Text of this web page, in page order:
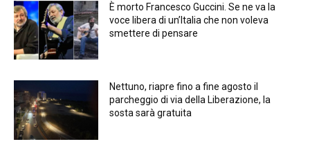
È morto Francesco Guccini. Se ne va la
voce libera di un’Italia che non voleva
smettere di pensare
Nettuno, riapre fino a fine agosto il
parcheggio di via della Liberazione, la
sosta sarà gratuita